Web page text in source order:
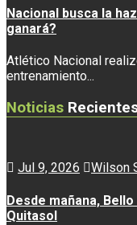
Nacional busca la
ganará?
Atlético Nacional
entrenamiento...
Noticias
Jul 9, 2026 Wilson
Desde mañana,
Quitasol